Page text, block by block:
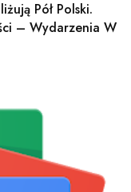
Pół Polski.
– Wydarzenia W